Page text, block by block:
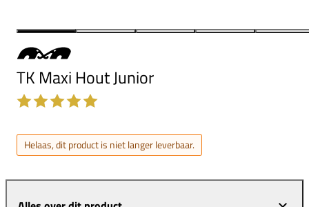
TK Maxi Hout Junior
Helaas, dit product is niet langer leverbaar.